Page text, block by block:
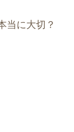
当に大切？